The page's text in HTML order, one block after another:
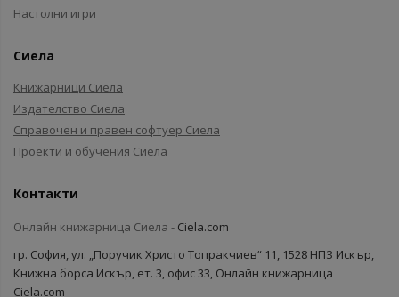
Настолни игри
Сиела
Книжарници Сиела
Издателство Сиела
Справочен и правен софтуер Сиела
Проекти и обучения Сиела
Контакти
Онлайн книжарница Сиела - Ciela.com
гр. София, ул. „Поручик Христо Топракчиев“ 11, 1528 НПЗ Искър,
Книжна борса Искър, ет. 3, офис 33, Онлайн книжарница
Ciela.com